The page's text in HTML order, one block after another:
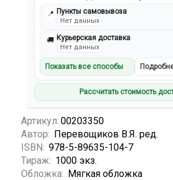
📍 Пункты самовывоза
Нет данных
🚚 Курьерская доставка
Нет данных
Показать все способы
Рассчитать стоимость
Артикул: 00203350
Автор: Перевощиков В.Я. ред.
ISBN: 978-5-89635-104-7
Тираж: 1000 экз.
Обложка: Мягкая обложка